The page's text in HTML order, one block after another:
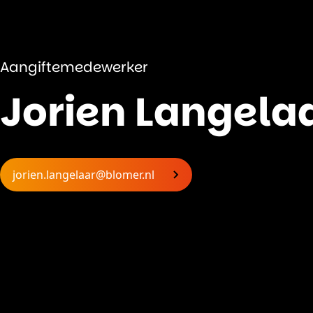
Aangiftemedewerker
Jorien
jorien.langelaar@blomer.nl